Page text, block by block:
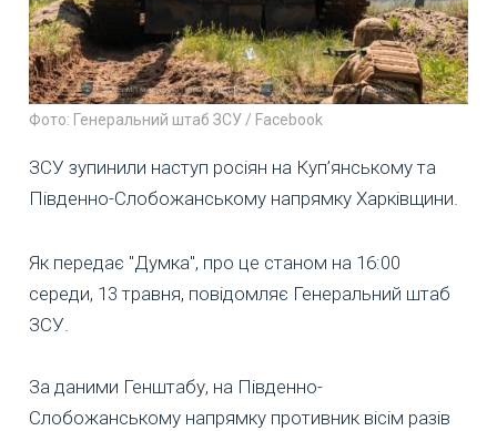
Фото: Генеральний штаб ЗСУ / Facebook
ЗСУ зупинили наступ росіян на Куп’янському та
Південно-Слобожанському напрямку Харківщини.
Як передає "Думка", про це станом на 16:00
середи, 13 травня, повідомляє Генеральний штаб
ЗСУ.
За даними Генштабу, на Південно-
Слобожанському напрямку противник вісім разів